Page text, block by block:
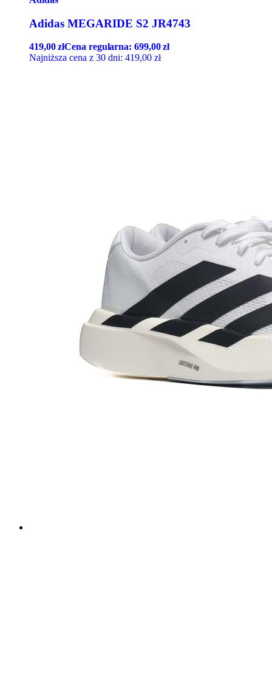
Adidas MEGARIDE S2 JR4743
419,00złCena regularna:699,00zł
Najniższa cena z 30 dni: 419,00 zł